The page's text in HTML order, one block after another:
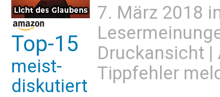
Top-15
meist-
diskutiert
7. März 2018
Druckansicht |
Tippfehler